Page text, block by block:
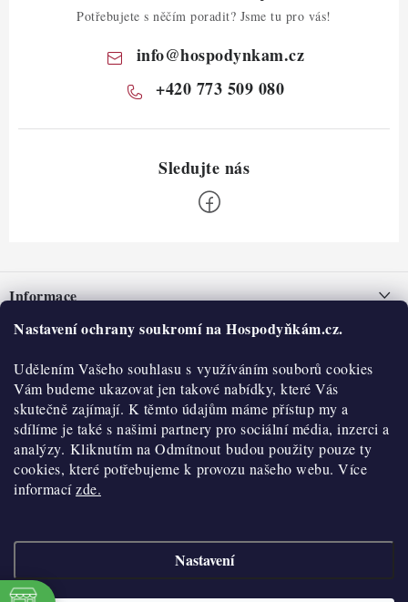
Nastavení ochrany soukromí na Hospodyňkám.cz.
Udělením Vašeho souhlasu s využíváním souborů cookies
Vám budeme ukazovat jen takové nabídky, které Vás
skutečně zajímají. K těmto údajům máme přístup my a
sdílíme je také s našimi partnery pro sociální média, inzerci a
analýzy. Kliknutím na Odmítnout budou použity pouze ty
cookies, které potřebujeme k provozu našeho webu. Více
informacízde.
Nastavení
Potřebujete s něčím poradit? Jsme tu pro vás!
info@hospodynkam.cz
+420 773 509 080
pInformace
Nepřevzetí zásilky na dobírku
Obchodní podmínky
Hodnocení obchodu
Blog
Moje objednávka
O nás
Historie
Kontakty
O nákupu
Reklamace a vratky
Výdejní místa
Copyright 2026